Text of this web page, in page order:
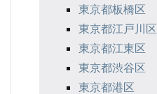
東京都板橋区
東京都江戸川区
東京都江東区
東京都渋谷区
東京都港区